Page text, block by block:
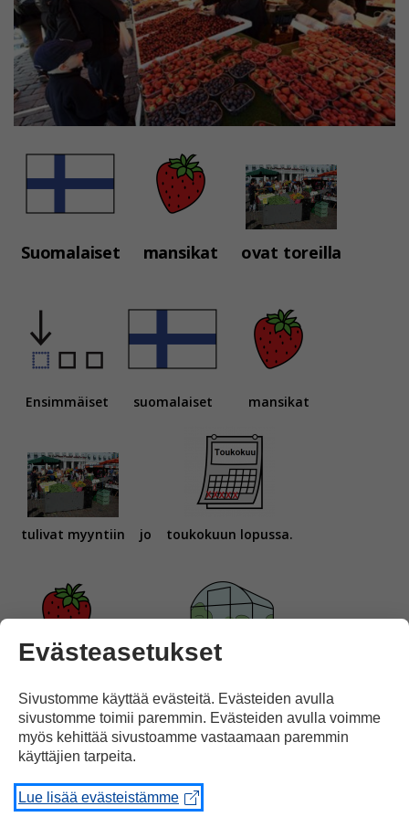
Suomalaiset mansikat ovat toreilla
Ensimmäiset suomalaiset mansikat
tulivat myyntiin jo toukokuun lopussa.
Evästeasetukset
Sivustomme käyttää evästeitä. Evästeiden avulla
sivustomme toimii paremmin. Evästeiden avulla voimme
myös kehittää sivustoamme vastaamaan paremmin
käyttäjien tarpeita.
Lue lisää evästeistämme